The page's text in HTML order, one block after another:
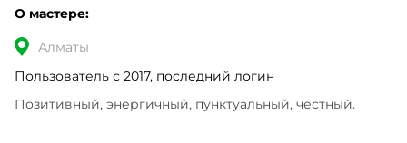
О мастере:
Алматы
Пользователь с 2017, последний логин
Позитивный, энергичный, пунктуальный, честный.